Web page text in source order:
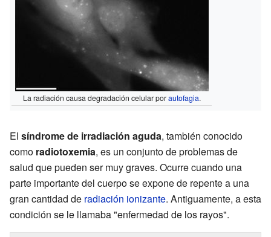
La radiación causa degradación celular porautofagia.
El síndrome de irradiación aguda, también conocido
como radiotoxemia, es un conjunto de problemas de
salud que pueden ser muy graves. Ocurre cuando una
parte importante del cuerpo se expone de repente a una
gran cantidad de radiación ionizante. Antiguamente, a esta
condición se le llamaba "enfermedad de los rayos".